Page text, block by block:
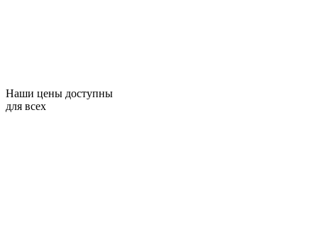
Наши цены доступны
для всех